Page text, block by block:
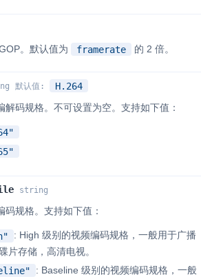
。默认值为 framerate 的 2 倍。
默认值 :
H.264
解码规格。不可设置为空。支持如下值：
string
码规格。支持如下值：
: High 级别的视频编码规格，一般用于广播
片存储，高清电视。
: Baseline 级别的视频编码规格，一般